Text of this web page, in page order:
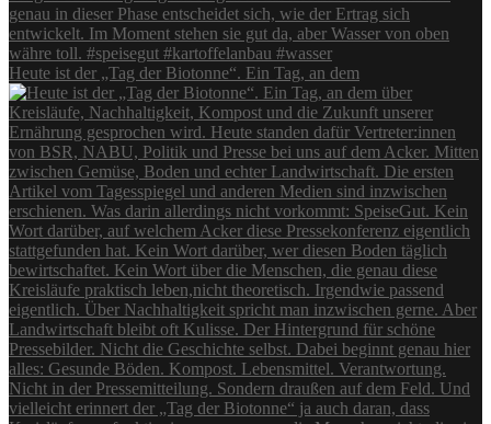
Heute ist der „Tag der Biotonne“. Ein Tag, an dem